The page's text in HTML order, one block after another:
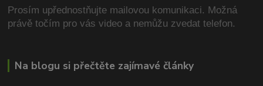
Prosím upřednostňujte mailovou komunikaci. Možná
právě točím pro vás video a nemůžu zvedat telefon.
Na blogu si přečtěte zajímavé články